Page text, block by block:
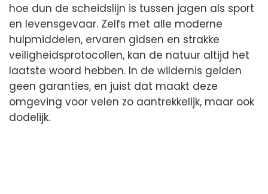
hoe dun de scheidslijn is tussen jagen als sport
en levensgevaar. Zelfs met alle moderne
hulpmiddelen, ervaren gidsen en strakke
veiligheidsprotocollen, kan de natuur altijd het
laatste woord hebben. In de wildernis gelden
geen garanties, en juist dat maakt deze
omgeving voor velen zo aantrekkelijk, maar ook
dodelijk.